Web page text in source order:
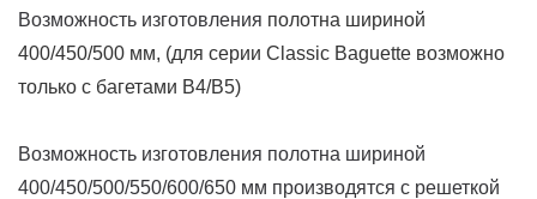
Возможность изготовления полотна шириной
400/450/500 мм, (для серии Classic Baguette возможно
только с багетами В4/В5)
Возможность изготовления полотна шириной
400/450/500/550/600/650 мм производятся с решеткой